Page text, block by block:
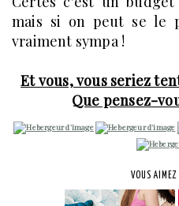
mais si on peut se le
vraiment sympa !
Et vous, vous seriez
Que pensez-
VOUS